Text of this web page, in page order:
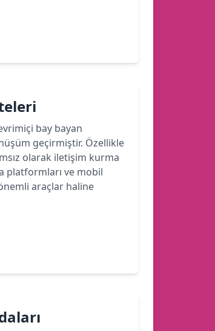
bay bayan
geçirmiştir. Özellikle
olarak iletişim kurma
platformları ve mobil
araçlar haline